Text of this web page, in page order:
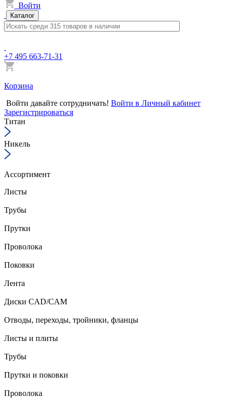
Войти
Каталог
+7 495 663-71-31
Корзина
Войти давайте сотрудничать! Войти в Личный кабинет
Зарегистрироваться
Титан
Никель
Ассортимент
Листы
Трубы
Прутки
Проволока
Поковки
Лента
Диски CAD/CAM
Отводы, переходы, тройники, фланцы
Листы и плиты
Трубы
Прутки и поковки
Проволока